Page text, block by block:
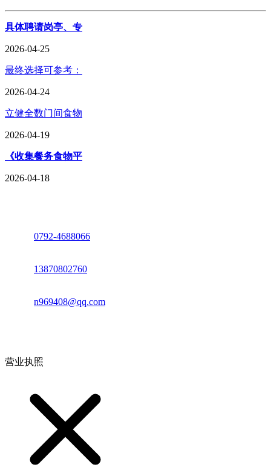
具体聘请岗亭、专
2026-04-25
最终选择可参考：
2026-04-24
立健全数门间食物
2026-04-19
《收集餐务食物平
2026-04-18
0792-4688066
13870802760
n969408@qq.com
营业执照